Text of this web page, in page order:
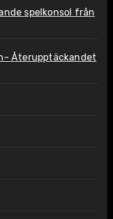
spelkonsol från
Återupptäckandet